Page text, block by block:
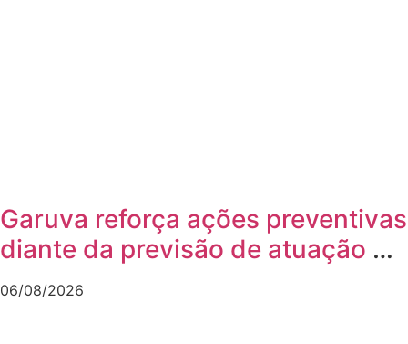
Garuva reforça ações preventivas
diante da previsão de atuação do
El Niño
06/08/2026